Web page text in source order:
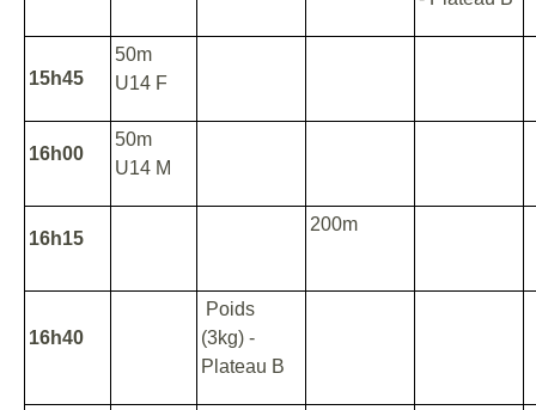
15h45
50m
U14 F
16h00
50m
U14 M
16h15
200m
16h40
Poids
(3kg) -
Plateau B